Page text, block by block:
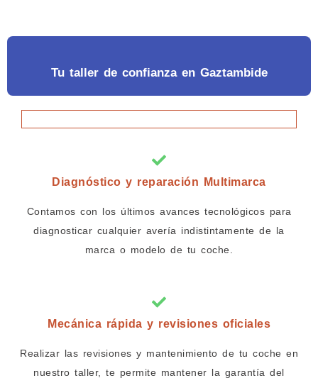
Tu taller de confianza en Gaztambide
Diagnóstico y reparación Multimarca
Contamos con los últimos avances tecnológicos para
diagnosticar cualquier avería indistintamente de la
marca o modelo de tu coche.
Mecánica rápida y revisiones oficiales
Realizar las revisiones y mantenimiento de tu coche en
nuestro taller, te permite mantener la garantía del